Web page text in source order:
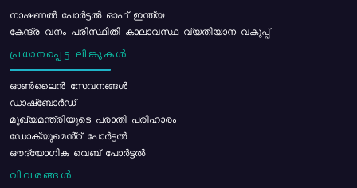
നാഷണൽ പോർട്ടൽ ഓഫ് ഇന്ത്യ
കേന്ദ്ര വനം പരിസ്ഥിതി കാലാവസ്ഥ വ്യതിയാന വകുപ്പ്
പ്രധാനപ്പെട്ട ലിങ്കുകൾ
ഓൺലൈൻ സേവനങ്ങൾ
ഡാഷ്ബോർഡ്
മുഖ്യമന്ത്രിയുടെ പരാതി പരിഹാരം
ഡോക്യുമെൻ്റ് പോർട്ടൽ
ഔദ്യോഗിക വെബ് പോർട്ടൽ
വിവരങ്ങൾ